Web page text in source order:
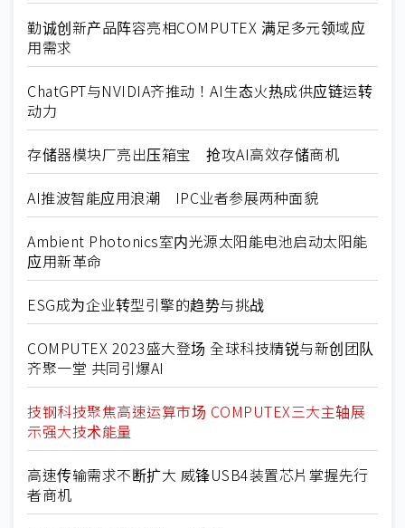
勤诚创新产品阵容亮相COMPUTEX 满足多元领域应
用需求
ChatGPT与NVIDIA齐推动！AI生态火热成供应链运转
动力
存储器模块厂亮出压箱宝 抢攻AI高效存储商机
AI推波智能应用浪潮 IPC业者参展两种面貌
Ambient Photonics室内光源太阳能电池启动太阳能
应用新革命
ESG成为企业转型引擎的趋势与挑战
COMPUTEX 2023盛大登场 全球科技精锐与新创团队
齐聚一堂 共同引爆AI
技钢科技聚焦高速运算市场 COMPUTEX三大主轴展
示强大技术能量
高速传输需求不断扩大 威锋USB4装置芯片掌握先行
者商机